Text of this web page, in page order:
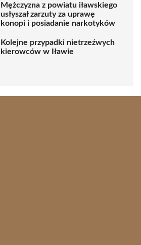
Mężczyzna z powiatu iławskiego
usłyszał zarzuty za uprawę
konopi i posiadanie narkotyków
Kolejne przypadki nietrzeźwych
kierowców w Iławie